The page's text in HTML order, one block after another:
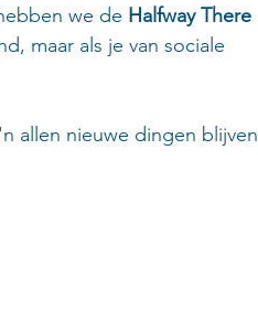
we de Halfway There
maar als je van sociale
allen nieuwe dingen blijven